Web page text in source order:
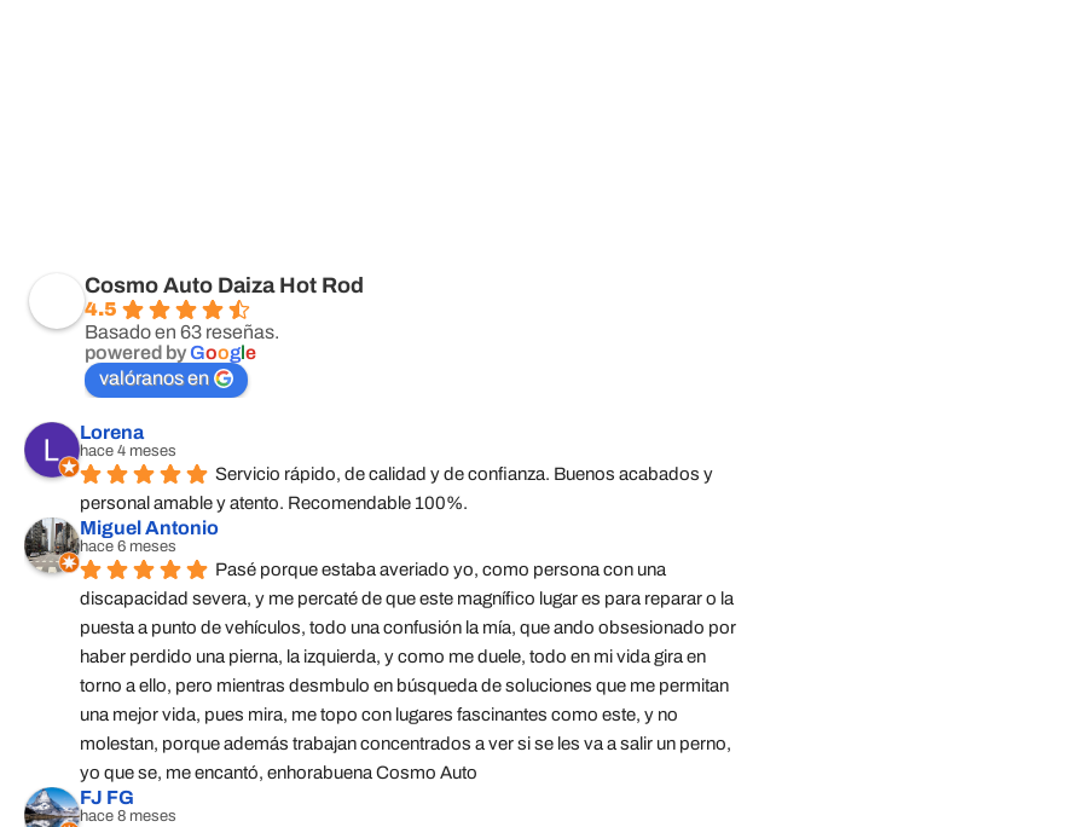
Cosmo Auto Daiza Hot Rod
4.5
Basado en 63 reseñas.
powered byGoogle
valóranos en
Lorena
hace 4 meses
Servicio rápido, de calidad y de confianza. Buenos acabados y
personal amable y atento. Recomendable 100%.
Miguel Antonio
hace 6 meses
Pasé porque estaba averiado yo, como persona con una
discapacidad severa, y me percaté de que este magnífico lugar es para reparar o la
puesta a punto de vehículos, todo una confusión la mía, que ando obsesionado por
haber perdido una pierna, la izquierda, y como me duele, todo en mi vida gira en
torno a ello, pero mientras desmbulo en búsqueda de soluciones que me permitan
una mejor vida, pues mira, me topo con lugares fascinantes como este, y no
molestan, porque además trabajan concentrados a ver si se les va a salir un perno,
yo que se, me encantó, enhorabuena Cosmo Auto
FJ FG
hace 8 meses